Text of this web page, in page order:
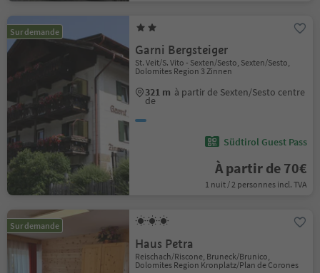
Sur demande
Garni Bergsteiger
St. Veit/S. Vito - Sexten/Sesto, Sexten/Sesto,
Dolomites Region 3 Zinnen
321 m à partir de Sexten/Sesto centre
de
Südtirol Guest Pass
À partir de 70€
1 nuit / 2 personnes incl. TVA
Sur demande
Haus Petra
Reischach/Riscone, Bruneck/Brunico,
Dolomites Region Kronplatz/Plan de Corones